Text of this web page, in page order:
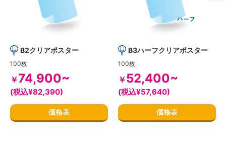
B2クリアポスター
100枚
￥74,900~
(税込¥82,390)
価格表
B3ハーフクリアポスター
100枚
￥52,400~
(税込¥57,640)
価格表